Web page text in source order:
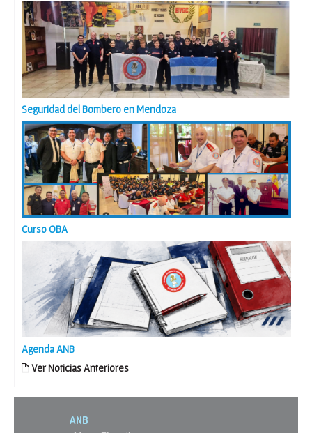
Seguridad del Bombero en Mendoza
Curso OBA
Agenda ANB
Ver Noticias Anteriores
ANB